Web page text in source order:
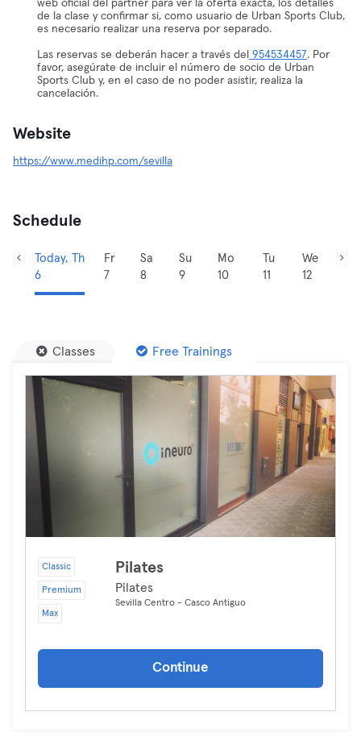
web oficial del partner para ver la oferta exacta, los detalles
de la clase y confirmar si, como usuario de Urban Sports Club,
es necesario realizar una reserva por separado.
Las reservas se deberán hacer a través del 954534457. Por
favor, asegúrate de incluir el número de socio de Urban
Sports Club y, en el caso de no poder asistir, realiza la
cancelación.
Website
https://www.medihp.com/sevilla
Schedule
Today, Th
6
Fr
7
Sa
8
Su
9
Mo
10
Tu
11
We
12
Classes Free Trainings
Classic
Premium
Max
Pilates
Pilates
Sevilla Centro - Casco Antiguo
Continue